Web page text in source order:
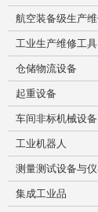
航空装备级生产
工业生产维修工具
仓储物流设备
起重设备
车间非标机械设
工业机器人
测量测试设备与
集成工业品